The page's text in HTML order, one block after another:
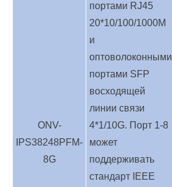
ONV-
IPS38248PFM-
8G
портами RJ45
20*10/100/1000M
и
оптоволоконными
портами SFP
восходящей
линии связи
4*1/10G. Порт 1-8
может
поддерживать
стандарт IEEE